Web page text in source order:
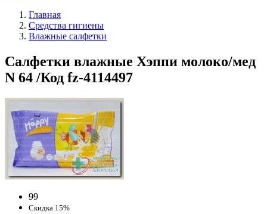
Главная
Средства гигиены
Влажные салфетки
Салфетки влажные Хэппи молоко/мед
N 64 /Код fz-4114497
99
Скидка 15%